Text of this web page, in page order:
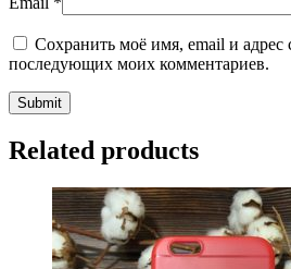
Сохранить моё имя, email и адрес
последующих моих комментариев.
Related products